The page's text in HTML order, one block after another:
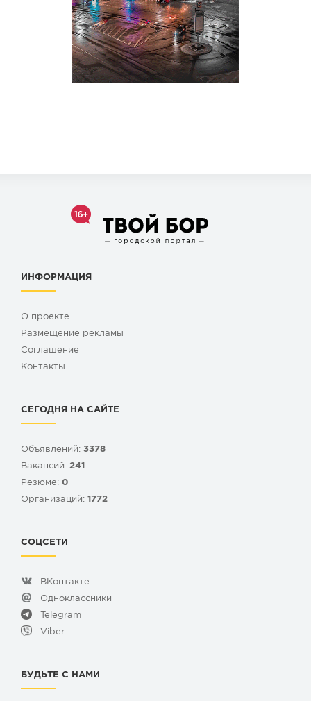
ИНФОРМАЦИЯ
О проекте
Размещение рекламы
Cоглашение
Контакты
СЕГОДНЯ НА САЙТЕ
Объявлений: 3378
Вакансий: 241
Резюме: 0
Организаций: 1772
СОЦСЕТИ
ВКонтакте
Одноклассники
Telegram
Viber
БУДЬТЕ С НАМИ